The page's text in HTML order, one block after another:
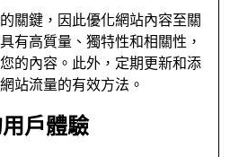
關鍵，因此優化網站內容至關
有高質量、獨特性和相關性，
的內容。此外，定期更新和添
站流量的有效方法。
戶體驗